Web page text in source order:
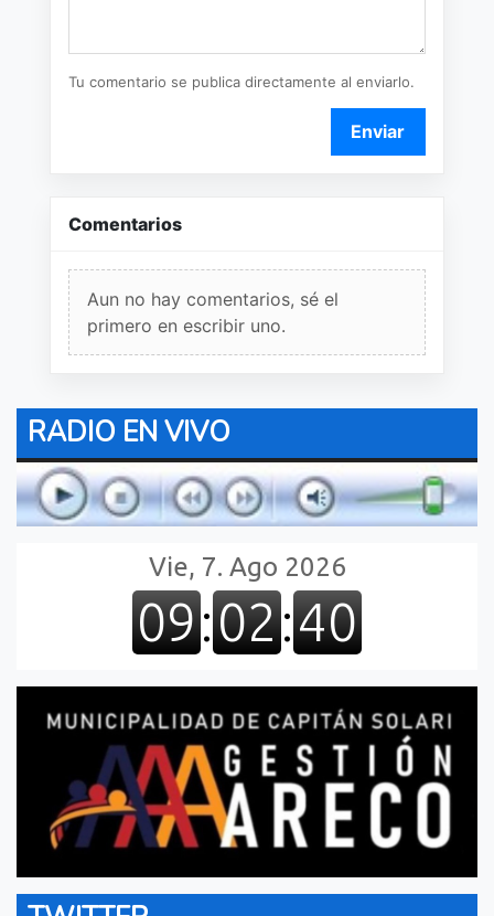
Tu comentario se publica directamente al enviarlo.
Enviar
Comentarios
Aun no hay comentarios, sé el
primero en escribir uno.
RADIO EN VIVO